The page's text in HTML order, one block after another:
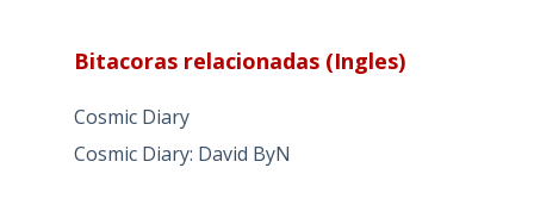
Bitacoras relacionadas (Ingles)
Cosmic Diary
Cosmic Diary: David ByN